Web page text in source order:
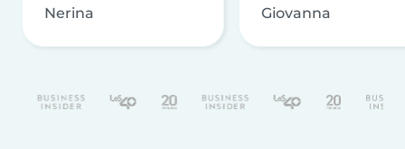
Nerina Giovanna